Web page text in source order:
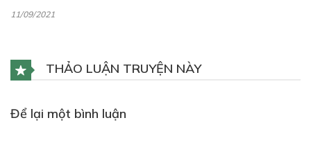
11/09/2021
THẢO LUẬN TRUYỆN NÀY
Để lại một bình luận